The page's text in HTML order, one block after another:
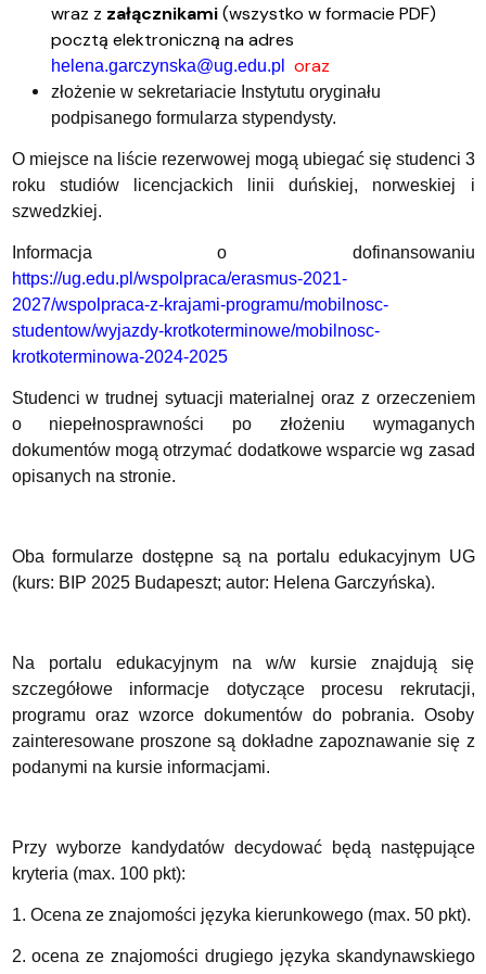
wraz z załącznikami(wszystko w formacie PDF)
pocztą elektroniczną na adres
helena.garczynska@ug.edu.pl oraz
złożenie w sekretariacie Instytutu oryginału
podpisanego formularza stypendysty.
O miejsce na liście rezerwowej mogą ubiegać się studenci 3
roku studiów licencjackich linii duńskiej, norweskiej i
szwedzkiej.
Informacja o dofinansowaniu
https://ug.edu.pl/wspolpraca/erasmus-2021-
2027/wspolpraca-z-krajami-programu/mobilnosc-
studentow/wyjazdy-krotkoterminowe/mobilnosc-
krotkoterminowa-2024-2025
Studenci w trudnej sytuacji materialnej oraz z orzeczeniem
o niepełnosprawności po złożeniu wymaganych
dokumentów mogą otrzymać dodatkowe wsparcie wg zasad
opisanych na stronie.
Oba formularze dostępne są na portalu edukacyjnym UG
(kurs: BIP 2025 Budapeszt; autor: Helena Garczyńska).
Na portalu edukacyjnym na w/w kursie znajdują się
szczegółowe informacje dotyczące procesu rekrutacji,
programu oraz wzorce dokumentów do pobrania. Osoby
zainteresowane proszone są dokładne zapoznawanie się z
podanymi na kursie informacjami.
Przy wyborze kandydatów decydować będą następujące
kryteria (max. 100 pkt):
1. Ocena ze znajomości języka kierunkowego (max. 50 pkt).
2. ocena ze znajomości drugiego języka skandynawskiego